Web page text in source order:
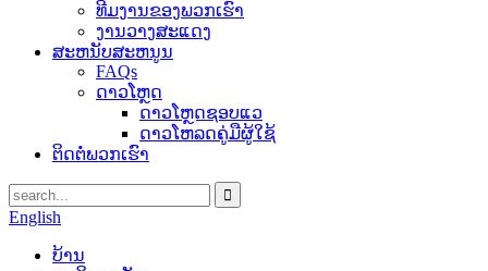
ທີມງານຂອງພວກເຮົາ
ງານວາງສະແດງ
ສະຫນັບສະຫນູນ
FAQs
ດາວໂຫຼດ
ດາວໂຫຼດຊອບແວ
ດາວໂຫລດຄູ່ມືຜູ້ໃຊ້
ຕິດຕໍ່ພວກເຮົາ
English
ບ້ານ